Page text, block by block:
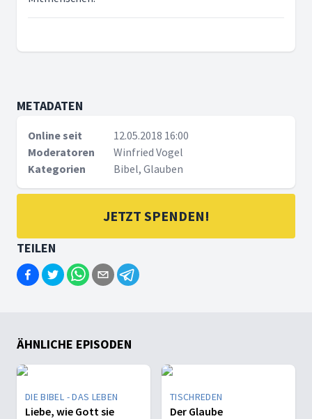
METADATEN
Online seit
12.05.2018 16:00
Moderatoren
Winfried Vogel
Kategorien
Bibel, Glauben
JETZT SPENDEN!
TEILEN
ÄHNLICHE EPISODEN
DIE BIBEL - DAS LEBEN
Liebe, wie Gott sie
TISCHREDEN
Der Glaube